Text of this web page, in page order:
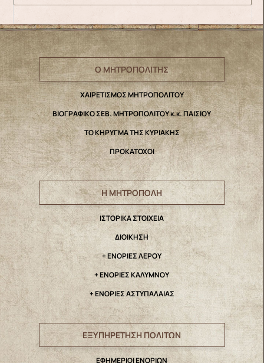
Ο ΜΗΤΡΟΠΟΛΙΤΗΣ
ΧΑΙΡΕΤΙΣΜΟΣ ΜΗΤΡΟΠΟΛΙΤΟΥ
ΒΙΟΓΡΑΦΙΚΟ ΣΕΒ. ΜΗΤΡΟΠΟΛΙΤΟΥ κ.κ. ΠΑΙΣΙΟΥ
ΤΟ ΚΗΡΥΓΜΑ ΤΗΣ ΚΥΡΙΑΚΗΣ
ΠΡΟΚΑΤΟΧΟΙ
Η ΜΗΤΡΟΠΟΛΗ
IΣΤΟΡΙΚΑ ΣΤΟΙΧΕΙΑ
ΔΙΟΙΚΗΣΗ
+ ΕΝΟΡΙΕΣ ΛΕΡΟΥ
+ ΕΝΟΡΙΕΣ ΚΑΛΥΜΝΟΥ
+ ΕΝΟΡΙΕΣ ΑΣΤΥΠΑΛΑΙΑΣ
ΕΞΥΠΗΡΕΤΗΣΗ ΠΟΛΙΤΩΝ
ΕΦΗΜΕΡΙΟΙ ΕΝΟΡΙΩΝ